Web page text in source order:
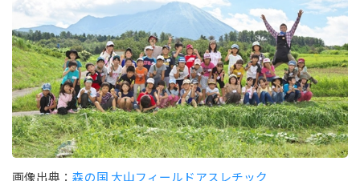
画像出典： 森の国 大山フィールドアスレチック